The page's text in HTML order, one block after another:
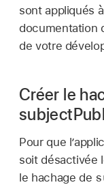
sont appliqués
documentation
de votre
Créer le
Pour que
soit désactivée
le hachage de